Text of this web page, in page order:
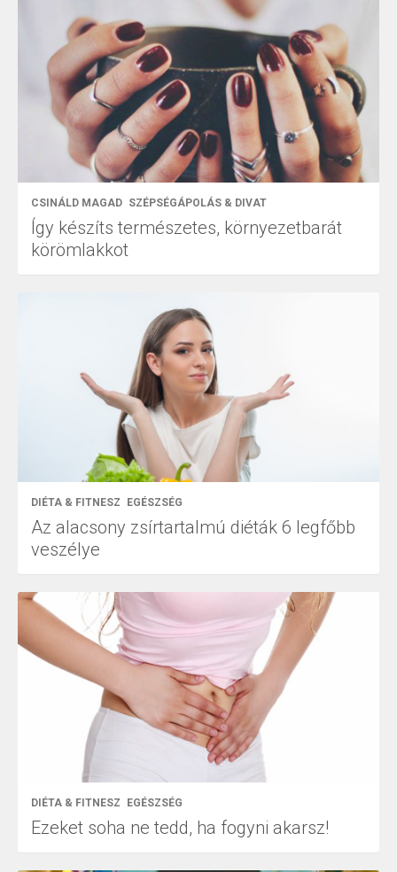
CSINÁLD MAGAD SZÉPSÉGÁPOLÁS & DIVAT
Így készíts természetes, környezetbarát
körömlakkot
DIÉTA & FITNESZ EGÉSZSÉG
Az alacsony zsírtartalmú diéták 6 legfőbb
veszélye
DIÉTA & FITNESZ EGÉSZSÉG
Ezeket soha ne tedd, ha fogyni akarsz!